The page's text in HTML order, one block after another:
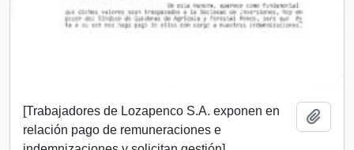
[Trabajadores de Lozapenco S.A. exponen en
relación pago de remuneraciones e